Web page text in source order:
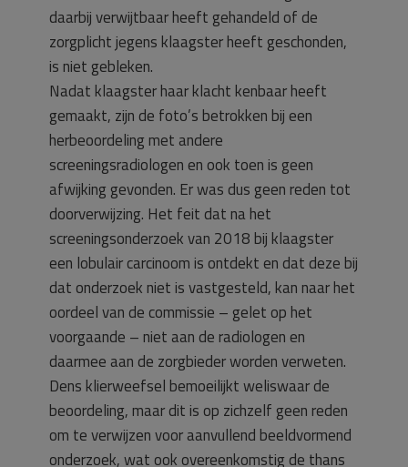
daarbij verwijtbaar heeft gehandeld of de
zorgplicht jegens klaagster heeft geschonden,
is niet gebleken.
Nadat klaagster haar klacht kenbaar heeft
gemaakt, zijn de foto’s betrokken bij een
herbeoordeling met andere
screeningsradiologen en ook toen is geen
afwijking gevonden. Er was dus geen reden tot
doorverwijzing. Het feit dat na het
screeningsonderzoek van 2018 bij klaagster
een lobulair carcinoom is ontdekt en dat deze bij
dat onderzoek niet is vastgesteld, kan naar het
oordeel van de commissie – gelet op het
voorgaande – niet aan de radiologen en
daarmee aan de zorgbieder worden verweten.
Dens klierweefsel bemoeilijkt weliswaar de
beoordeling, maar dit is op zichzelf geen reden
om te verwijzen voor aanvullend beeldvormend
onderzoek, wat ook overeenkomstig de thans